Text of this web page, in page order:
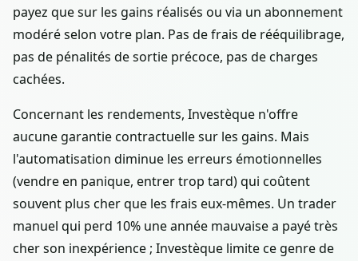
payez que sur les gains réalisés ou via un abonnement
modéré selon votre plan. Pas de frais de rééquilibrage,
pas de pénalités de sortie précoce, pas de charges
cachées.
Concernant les rendements, Investèque n'offre
aucune garantie contractuelle sur les gains. Mais
l'automatisation diminue les erreurs émotionnelles
(vendre en panique, entrer trop tard) qui coûtent
souvent plus cher que les frais eux-mêmes. Un trader
manuel qui perd 10% une année mauvaise a payé très
cher son inexpérience ; Investèque limite ce genre de